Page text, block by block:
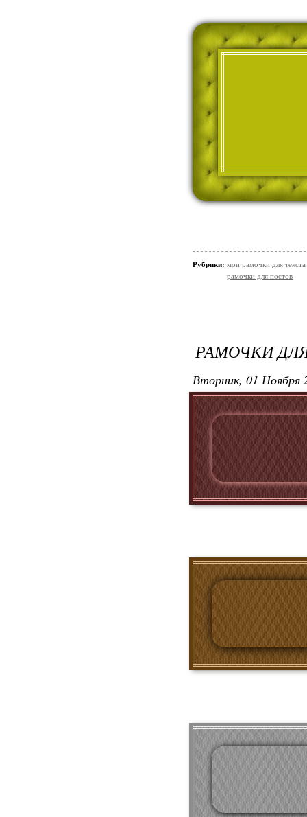
Рубрики: мои рамочки для текста
рамочки для постов
РАМОЧКИ
Вторник, 01 Ноября